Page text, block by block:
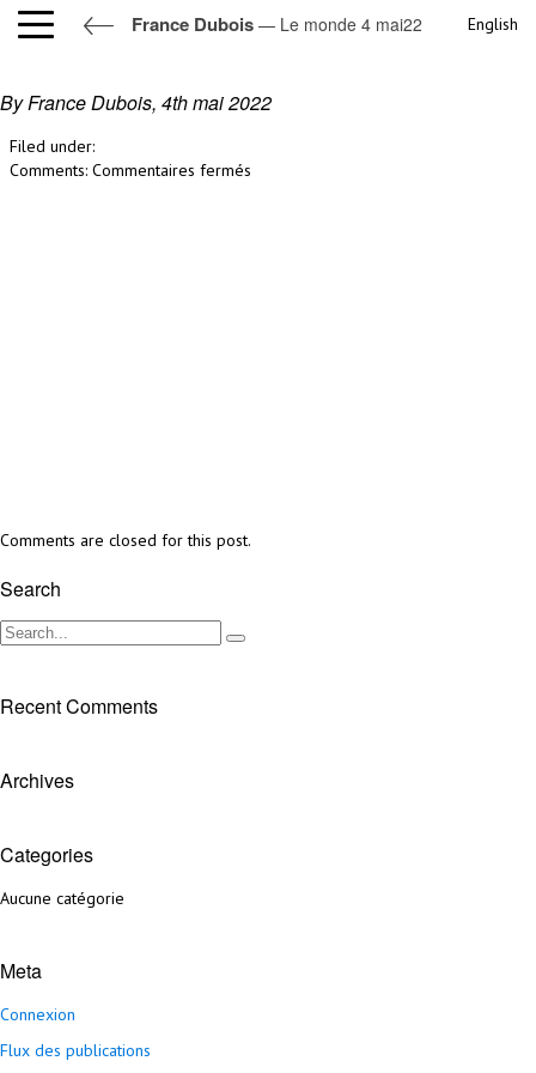
France Dubois — Le monde 4 mai22 English
Le monde 4 mai22
By France Dubois, 4th mai 2022
Filed under:
Comments: Commentaires fermés
Comments are closed for this post.
Search
Recent Comments
Archives
Categories
Aucune catégorie
Meta
Connexion
Flux des publications